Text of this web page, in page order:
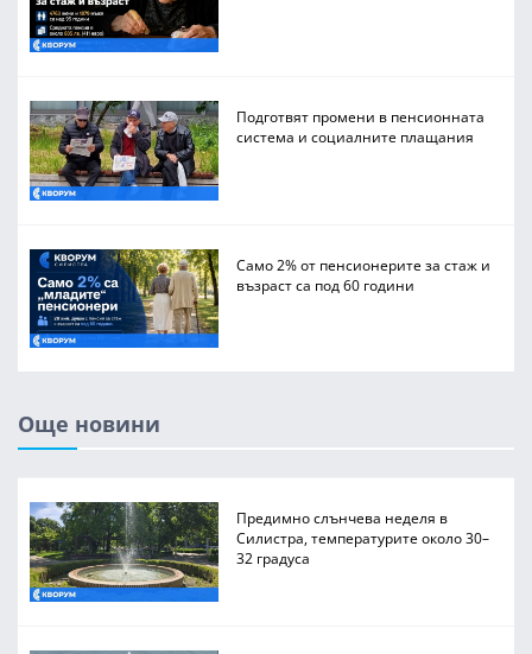
Подготвят промени в пенсионната
система и социалните плащания
Само 2% от пенсионерите за стаж и
възраст са под 60 години
Още новини
Предимно слънчева неделя в
Силистра, температурите около 30–
32 градуса